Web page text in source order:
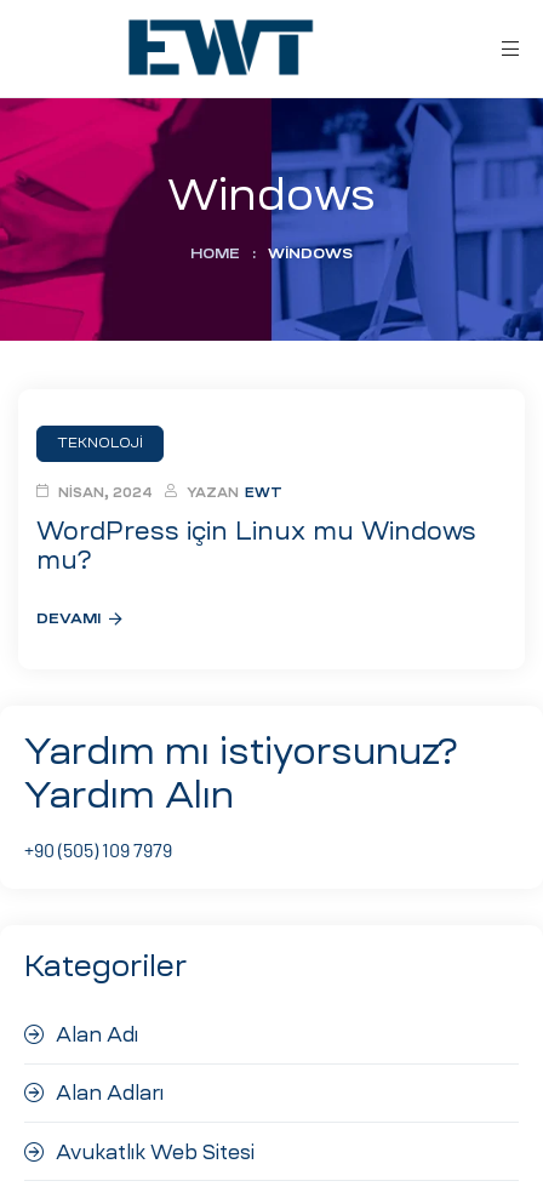
Windows
HOME : WINDOWS
TEKNOLOJI
WordPress için Linux mu Windows
mu?
NISAN, 2024 YAZAN EWT
DEVAMI
Yardım mı istiyorsunuz?
Yardım Alın
+90 (505) 109 7979
Kategoriler
Alan Adı
Alan Adları
Avukatlık Web Sitesi